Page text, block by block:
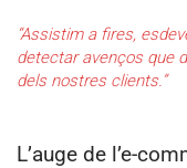
“Assistim a fires,
detectar avenços que
dels nostres clients.”
L’auge de l’e-